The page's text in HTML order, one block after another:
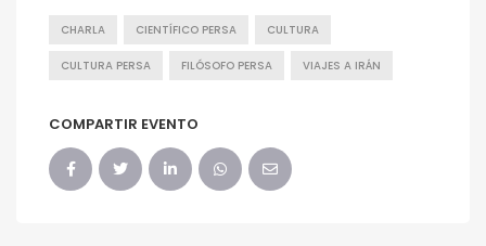
CHARLA CIENTÍFICO PERSA CULTURA
CULTURA PERSA FILÓSOFO PERSA VIAJES A IRÁN
COMPARTIR EVENTO